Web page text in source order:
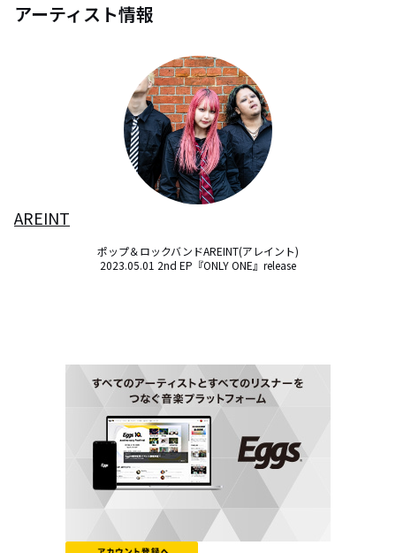
アーティスト情報
AREINT
ポップ＆ロックバンドAREINT(アレイント)
2023.05.01 2nd EP『ONLY ONE』release